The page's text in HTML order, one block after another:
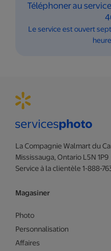
Téléphoner au
Le service est ouvert
La Compagnie Walmart du
Mississauga, Ontario L5N 1P9
Service à la clientèle 1-888-
Magasiner
Photo
Personnalisation
Affaires